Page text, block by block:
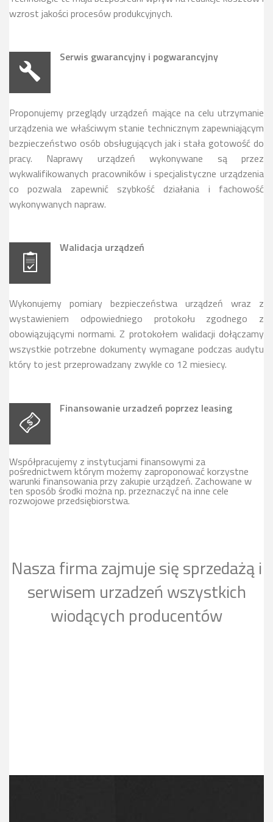
wzrost jakości procesów produkcyjnych.
Serwis gwarancyjny i pogwarancyjny
Proponujemy przeglądy urządzeń mające na celu utrzymanie
urządzenia we właściwym stanie technicznym zapewniającym
bezpieczeństwo osób obsługujących jak i stała gotowość do
pracy. Naprawy urządzeń wykonywane są przez
wykwalifikowanych pracowników i specjalistyczne urządzenia
co pozwala zapewnić szybkość działania i fachowość
wykonywanych napraw.
Walidacja urządzeń
Wykonujemy pomiary bezpieczeństwa urządzeń wraz z
wystawieniem odpowiedniego protokołu zgodnego z
obowiązującymi normami. Z protokołem walidacji dołączamy
wszystkie potrzebne dokumenty wymagane podczas audytu
który to jest przeprowadzany zwykle co 12 miesiecy.
Finansowanie urzadzeń poprzez leasing
Współpracujemy z instytucjami finansowymi za
pośrednictwem którym możemy zaproponować korzystne
warunki finansowania przy zakupie urządzeń. Zachowane w
ten sposób środki można np. przeznaczyć na inne cele
rozwojowe przedsiębiorstwa.
Nasza firma zajmuje się sprzedażą i
serwisem urzadzeń wszystkich
wiodących producentów